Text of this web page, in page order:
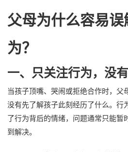
父母为什么容易
为？
一、只关注行为，没
当孩子顶嘴、哭闹或拒绝合作时，父
没有先了解孩子此刻经历了什么。行
了行为背后的情绪，问题通常只能暂
到解决。